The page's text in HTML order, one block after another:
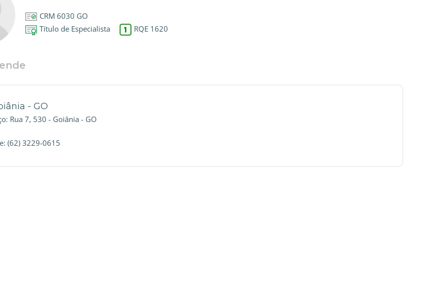
CRM 6030 GO
Título de Especialista
RQE 1620
- GO
Rua 7, 530 - Goiânia - GO
(62) 3229-0615